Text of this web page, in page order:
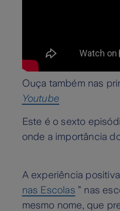
Ouça também nas
Youtube
Este é o sexto
onde a importância
A experiência
nas Escolas ” nas
mesmo nome, que